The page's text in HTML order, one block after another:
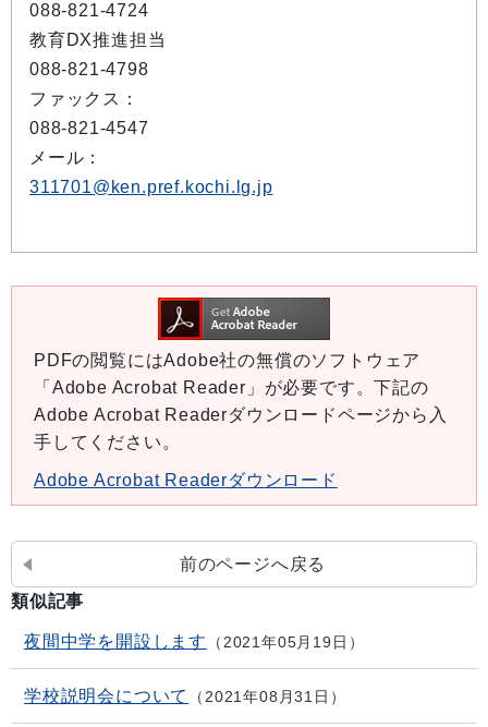
088-821-4724
教育DX推進担当
088-821-4798
ファックス：
088-821-4547
メール：
311701@ken.pref.kochi.lg.jp
PDFの閲覧にはAdobe社の無償のソフトウェア
「Adobe Acrobat Reader」が必要です。下記の
Adobe Acrobat Readerダウンロードページから入
手してください。
Adobe Acrobat Readerダウンロード
前のページへ戻る
類似記事
夜間中学を開設します 2021年05月19日
学校説明会について 2021年08月31日